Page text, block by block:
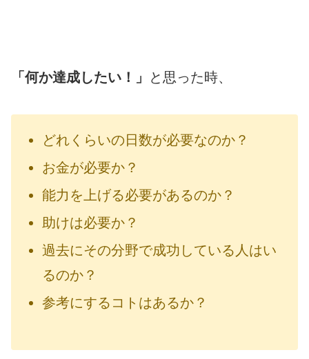
「何か達成したい！」 と思った時、
どれくらいの日数が必要なのか？
お金が必要か？
能力を上げる必要があるのか？
助けは必要か？
過去にその分野で成功している人はい
るのか？
参考にするコトはあるか？